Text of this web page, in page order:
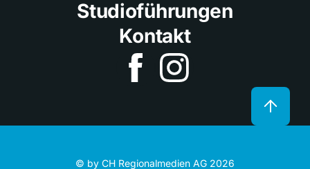
Studioführungen
Kontakt
© by CH Regionalmedien AG 2026